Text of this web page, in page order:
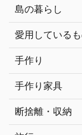
島の暮らし
愛用している
手作り
手作り家具
断捨離・収納